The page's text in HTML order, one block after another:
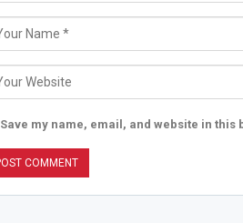
Save my name, email, and website in